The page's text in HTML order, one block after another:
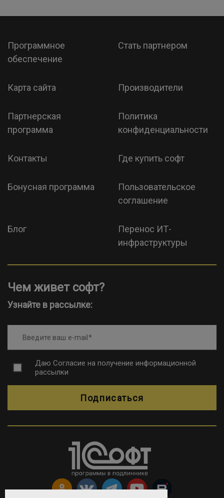
Программное
обеспечение
Стать партнером
Карта сайта Производители
Партнерская
программа
Политика
конфиденциальности
Контакты Где купить софт
Бонусная программа
Пользовательское
соглашение
Блог
Перенос ИТ-
инфраструктуры
Чем живет софт?
Узнайте в рассылке:
Введите ваш e-mail
Даю Согласие на получение информационной
рассылки
Подписаться